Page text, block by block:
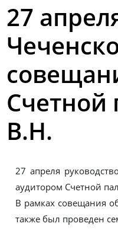
27
Счетной
В.Н.
27 апреля
аудитором Счетной
В рамках совещания
также был проведен